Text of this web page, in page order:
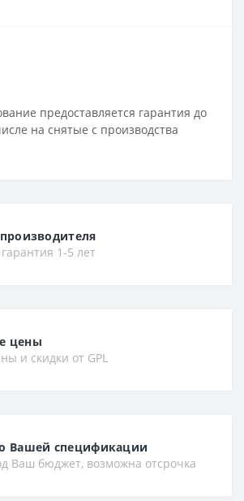
предоставляется гарантия до
на снятые с производства
1-5 лет
цены
и скидки от GPL
Вашей спецификации
Ваш бюджет, возможна отсрочка